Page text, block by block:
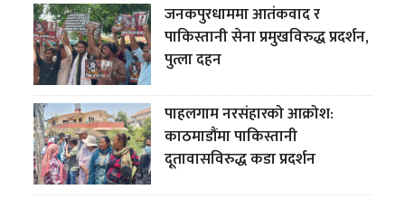
जनकपुरधाममा आतंकवाद र
पाकिस्तानी सेना प्रमुखविरुद्ध प्रदर्शन,
पुत्ला दहन
पाहलगाम नरसंहारको आक्रोश:
काठमाडौंमा पाकिस्तानी
दूतावासविरुद्ध कडा प्रदर्शन